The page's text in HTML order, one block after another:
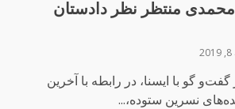
منتظر نظر دادستان
گو با ایسنا، در رابطه با آخرین
نسرین ستوده،...